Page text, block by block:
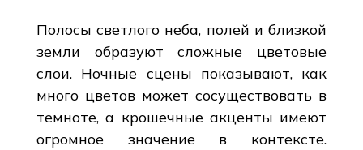
Полосы светлого неба, полей и близкой
земли образуют сложные цветовые
слои. Ночные сцены показывают, как
много цветов может сосуществовать в
темноте, а крошечные акценты имеют
огромное значение в контексте.